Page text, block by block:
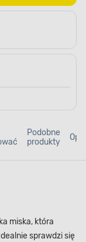
Podobne
produkty
miska, która
sprawdzi się